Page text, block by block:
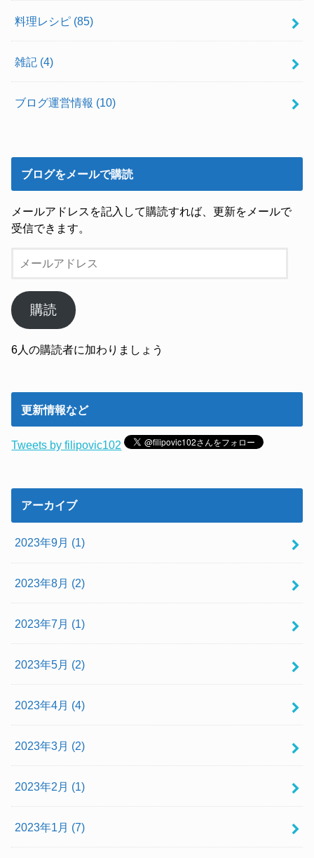
料理レシピ (85)
雑記 (4)
ブログ運営情報 (10)
ブログをメールで購読
メールアドレスを記入して購読すれば、更新をメールで
受信できます。
ー
ア
ド
ス
購読
6人の購読者に加わりましょう
更新情報など
Tweets by filipovic102
アーカイブ
2023年9月 (1)
2023年8月 (2)
2023年7月 (1)
2023年5月 (2)
2023年4月 (4)
2023年3月 (2)
2023年2月 (1)
2023年1月 (7)